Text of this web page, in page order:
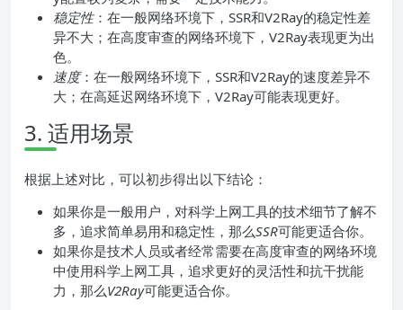
稳定性：在一般网络环境下，SSR和V2Ray的稳定性差
异不大；在高度审查的网络环境下，V2Ray表现更为出
色。
速度：在一般网络环境下，SSR和V2Ray的速度差异不
大；在高延迟网络环境下，V2Ray可能表现更好。
3. 适用场景
根据上述对比，可以初步得出以下结论：
如果你是一般用户，对科学上网工具的技术细节了解不
多，追求简单易用和稳定性，那么SSR可能更适合你。
如果你是技术人员或者经常需要在高度审查的网络环境
中使用科学上网工具，追求更好的灵活性和抗干扰能
力，那么V2Ray可能更适合你。